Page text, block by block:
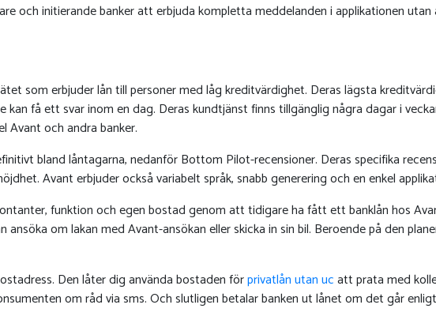
och initierande banker att erbjuda kompletta meddelanden i applikationen
som erbjuder lån till personer med låg kreditvärdighet. Deras lägsta
få ett svar inom en dag. Deras kundtjänst finns tillgänglig några dagar i
Avant och andra banker.
bland låntagarna, nedanför Bottom Pilot-recensioner. Deras specifika
Avant erbjuder också variabelt språk, snabb generering och en enkel
funktion och egen bostad genom att tidigare ha fått ett banklån hos
ansöka om lakan med Avant-ansökan eller skicka in sin bil. Beroende på den
Den låter dig använda bostaden förprivatlån utan ucatt prata med
om råd via sms. Och slutligen betalar banken ut lånet om det går